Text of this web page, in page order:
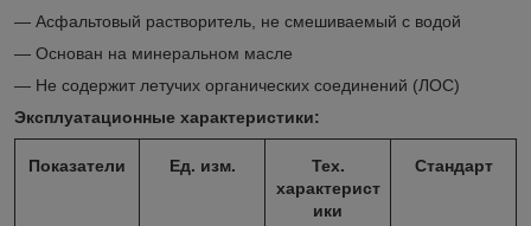
— Асфальтовый растворитель, не смешиваемый с водой
— Основан на минеральном масле
— Не содержит летучих органических соединений (ЛОС)
Эксплуатационные характеристики:
Показатели Ед. изм.
Тех.
характерист
ики
Стандарт